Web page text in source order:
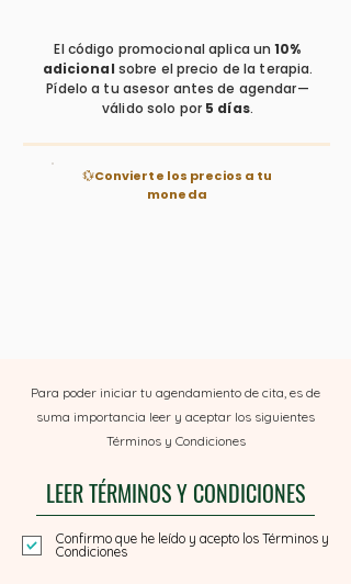
El código promocional aplica un10%
adicional sobre el precio de la terapia.
Pídelo a tu asesor antes de agendar—
válido solo por 5 días.
💱Convierte los precios a tu
moneda
Para poder iniciar tu agendamiento de cita, es de
suma importancia leer y aceptar los siguientes
Términos y Condiciones
LEER TÉRMINOS Y CONDICIONES
Confirmo que he leído y acepto los Términos y
Condiciones